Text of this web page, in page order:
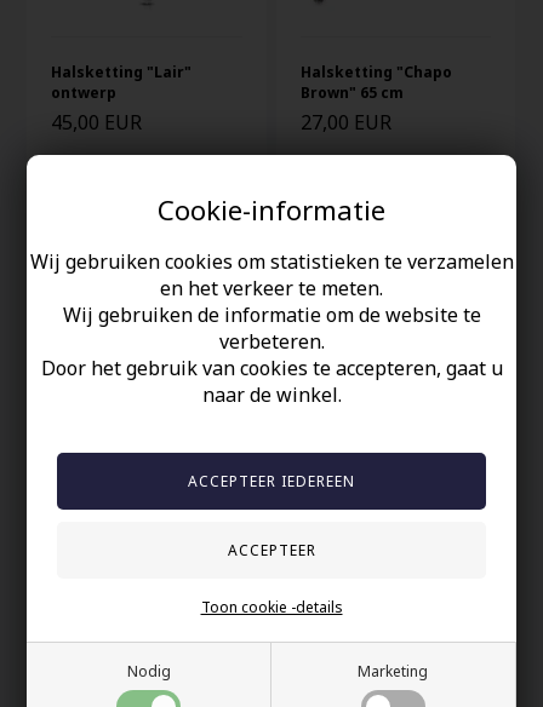
Cookie-informatie
Wij gebruiken cookies om statistieken te verzamelen
en het verkeer te meten.
Wij gebruiken de informatie om de website te
verbeteren.
Door het gebruik van cookies te accepteren, gaat u
naar de winkel.
Nodig Marketing
Toon cookie -details
Halsketting "Lair"
ontwerp
45,00 EUR
Halsketting "Chapo
Brown" 65 cm
27,00 EUR
22,00 EUR